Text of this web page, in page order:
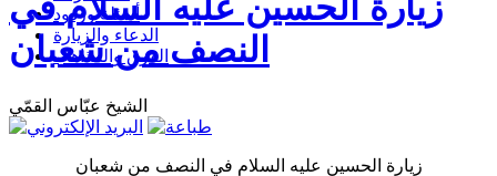
أسئلة وردود
الدعاء والزيارة
الفرق والمذاهب
زيارة الحسين عليه السلام في
النصف من شعبان
الشيخ عبّاس القمّي
زيارة الحسين عليه السلام في النصف من شعبان